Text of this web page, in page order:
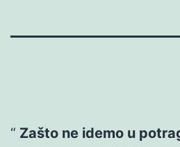
Zašto ne idemo u